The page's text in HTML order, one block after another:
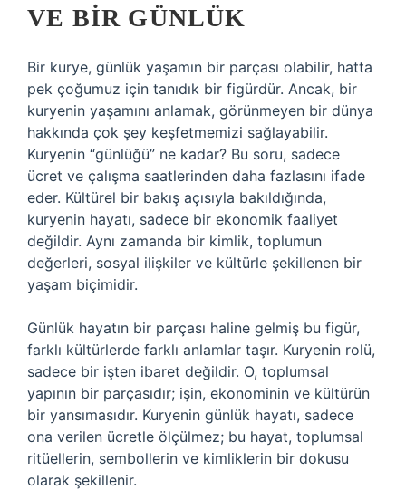
VE BIR GÜNLÜK
Bir kurye, günlük yaşamın bir parçası olabilir, hatta
pek çoğumuz için tanıdık bir figürdür. Ancak, bir
kuryenin yaşamını anlamak, görünmeyen bir dünya
hakkında çok şey keşfetmemizi sağlayabilir.
Kuryenin “günlüğü” ne kadar? Bu soru, sadece
ücret ve çalışma saatlerinden daha fazlasını ifade
eder. Kültürel bir bakış açısıyla bakıldığında,
kuryenin hayatı, sadece bir ekonomik faaliyet
değildir. Aynı zamanda bir kimlik, toplumun
değerleri, sosyal ilişkiler ve kültürle şekillenen bir
yaşam biçimidir.
Günlük hayatın bir parçası haline gelmiş bu figür,
farklı kültürlerde farklı anlamlar taşır. Kuryenin rolü,
sadece bir işten ibaret değildir. O, toplumsal
yapının bir parçasıdır; işin, ekonominin ve kültürün
bir yansımasıdır. Kuryenin günlük hayatı, sadece
ona verilen ücretle ölçülmez; bu hayat, toplumsal
ritüellerin, sembollerin ve kimliklerin bir dokusu
olarak şekillenir.